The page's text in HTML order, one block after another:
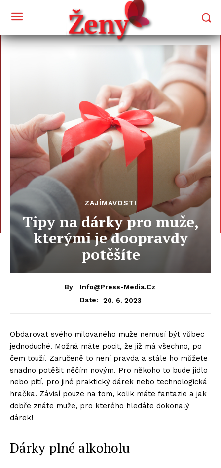
ZAJÍMAVOSTI
Tipy na dárky pro muže,
kterými je doopravdy
potěšíte
By:
Info@press-Media.cz
Date:
20. 6. 2023
Obdarovat svého milovaného muže nemusí být vůbec
jednoduché. Možná máte pocit, že již má všechno, po
čem touží. Zaručeně to není pravda a stále ho můžete
snadno potěšit něčím novým. Pro někoho to bude jídlo
nebo pití, pro jiné praktický dárek nebo technologická
hračka. Závisí pouze na tom, kolik máte fantazie a jak
dobře znáte muže, pro kterého hledáte dokonalý
dárek!
Dárky plné alkoholu